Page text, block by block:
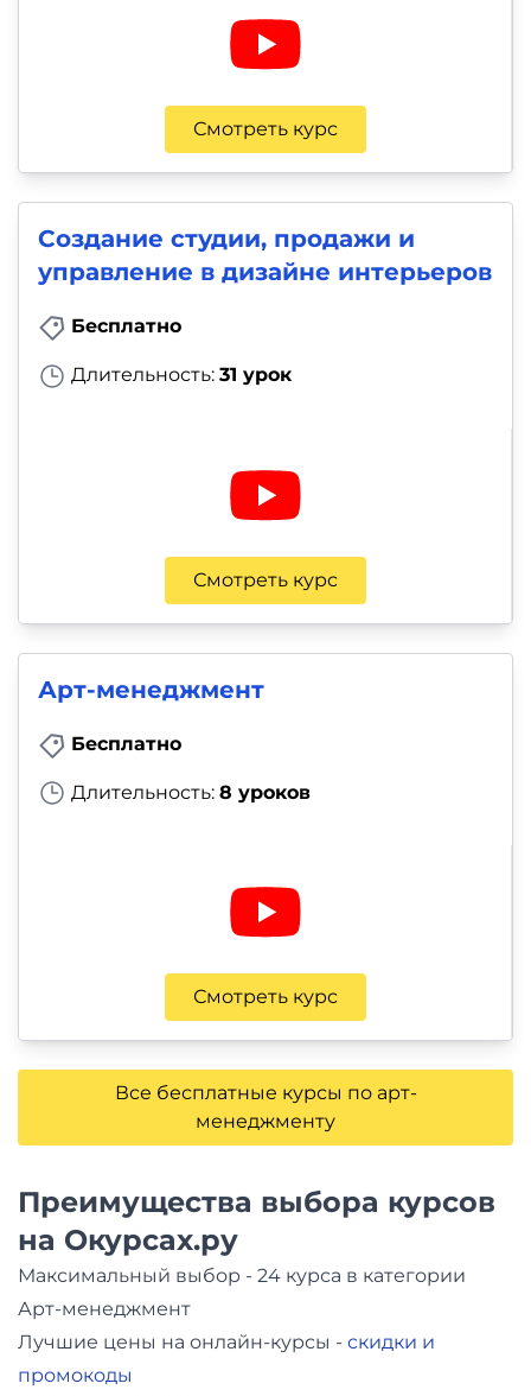
Смотреть курс
Создание студии, продажи и
управление в дизайне интерьеров
Бесплатно
Длительность: 31 урок
Смотреть курс
Арт-менеджмент
Бесплатно
Длительность: 8 уроков
Смотреть курс
Все бесплатные курсы по арт-
менеджменту
Преимущества выбора курсов
на Окурсах.ру
Максимальный выбор - 24 курса в категории
Арт-менеджмент
Лучшие цены на онлайн-курсы - скидки и
промокоды